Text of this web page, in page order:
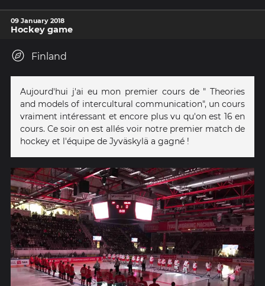
09 January 2018
Hockey game
Finland
Aujourd'hui j'ai eu mon premier cours de " Theories
and models of intercultural communication", un cours
vraiment intéressant et encore plus vu qu'on est 16 en
cours. Ce soir on est allés voir notre premier match de
hockey et l'équipe de Jyväskylä a gagné !